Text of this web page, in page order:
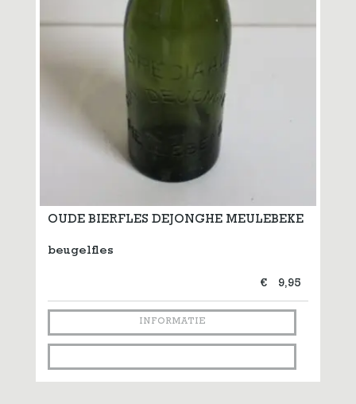
OUDE BIERFLES DEJONGHE MEULEBEKE
beugelfles
€ 9,95
INFORMATIE